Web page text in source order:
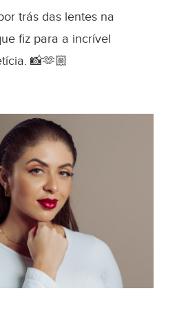
trás das lentes na
fiz para a incrível
📸🫶🏼